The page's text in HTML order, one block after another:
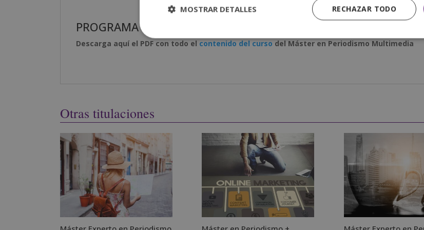
PROGRAMA FORMATIVO:
Descarga aquí el PDF con todo el contenido del curso del Máster en Periodismo Multimedia
Otras titulaciones
RECHAZAR TODO
MOSTRAR DETALLES